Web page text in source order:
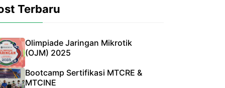
Terbaru
Olimpiade Jaringan Mikrotik
(OJM) 2025
Bootcamp Sertifikasi MTCRE &
MTCINE